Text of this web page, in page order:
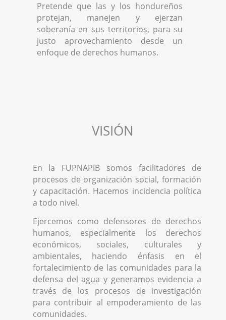
Pretende que las y los hondureños
protejan, manejen y ejerzan
soberanía en sus territorios, para su
justo aprovechamiento desde un
enfoque de derechos humanos.
VISIÓN
En la FUPNAPIB somos facilitadores de
procesos de organización social, formación
y capacitación. Hacemos incidencia política
a todo nivel.
Ejercemos como defensores de derechos
humanos, especialmente los derechos
económicos, sociales, culturales y
ambientales, haciendo énfasis en el
fortalecimiento de las comunidades para la
defensa del agua y generamos evidencia a
través de los procesos de investigación
para contribuir al empoderamiento de las
comunidades.